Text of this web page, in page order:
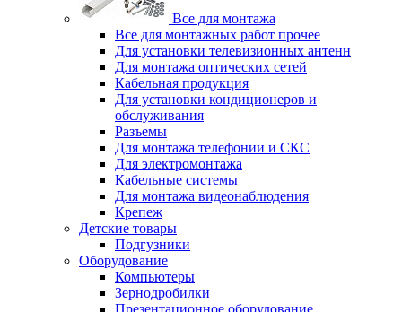
Все для монтажа
Все для монтажных работ прочее
Для установки телевизионных антенн
Для монтажа оптических сетей
Кабельная продукция
Для установки кондиционеров и
обслуживания
Разъемы
Для монтажа телефонии и СКС
Для электромонтажа
Кабельные системы
Для монтажа видеонаблюдения
Крепеж
Детские товары
Подгузники
Оборудование
Компьютеры
Зернодробилки
Презентационное оборудование